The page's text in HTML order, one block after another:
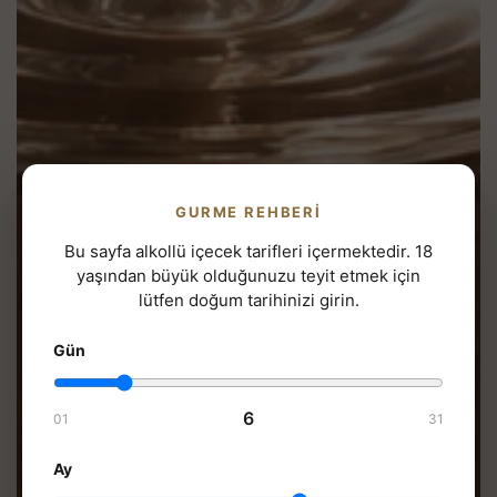
GURME REHBERI
Bu sayfa alkollü içecek tarifleri içermektedir. 18
yaşından büyük olduğunuzu teyit etmek için
lütfen doğum tarihinizi girin.
Gün
01 6 31
Ay